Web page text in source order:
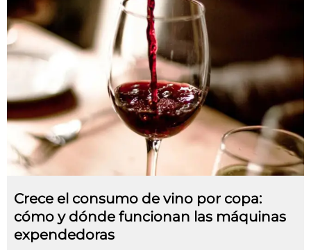
Crece el consumo de vino por copa:
cómo y dónde funcionan las máquinas
expendedoras